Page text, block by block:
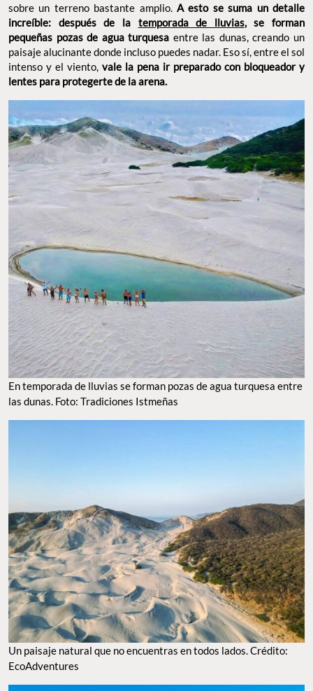
sobre un terreno bastante amplio. A esto se suma un detalle
increíble: después de la temporada de lluvias, se forman
pequeñas pozas de agua turquesa entre las dunas, creando un
paisaje alucinante donde incluso puedes nadar. Eso sí, entre el sol
intenso y el viento, vale la pena ir preparado con bloqueador y
lentes para protegerte de la arena.
En temporada de lluvias se forman pozas de agua turquesa entre
las dunas. Foto: Tradiciones Istmeñas
Un paisaje natural que no encuentras en todos lados. Crédito:
EcoAdventures